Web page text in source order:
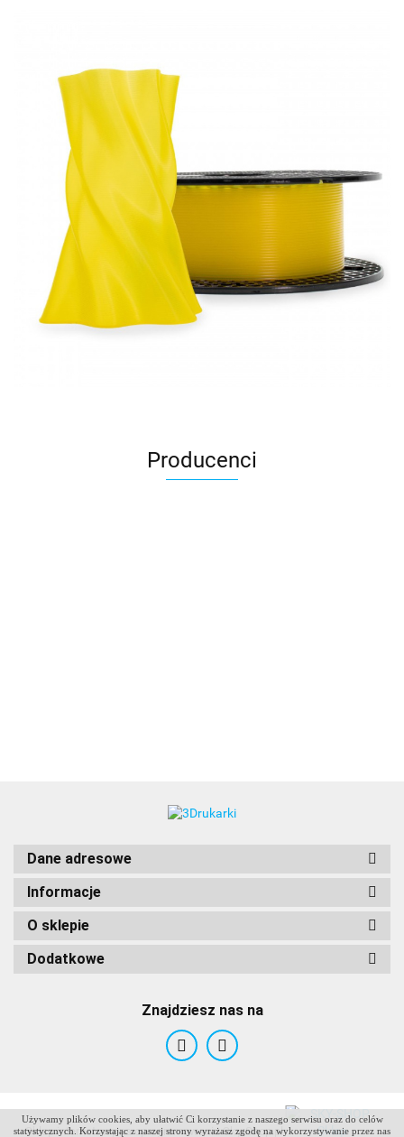
Używamy plików cookies, aby ułatwić Ci korzystanie z naszego serwisu oraz do celów
statystycznych. Korzystając z naszej strony wyrażasz zgodę na wykorzystywanie przez nas
Producenci
ANTCLABS
Dane adresowe
Informacje
O sklepie
Dodatkowe
Znajdziesz nas na
Sklep internetowy na oprogramowaniu Sky-Shop.pl